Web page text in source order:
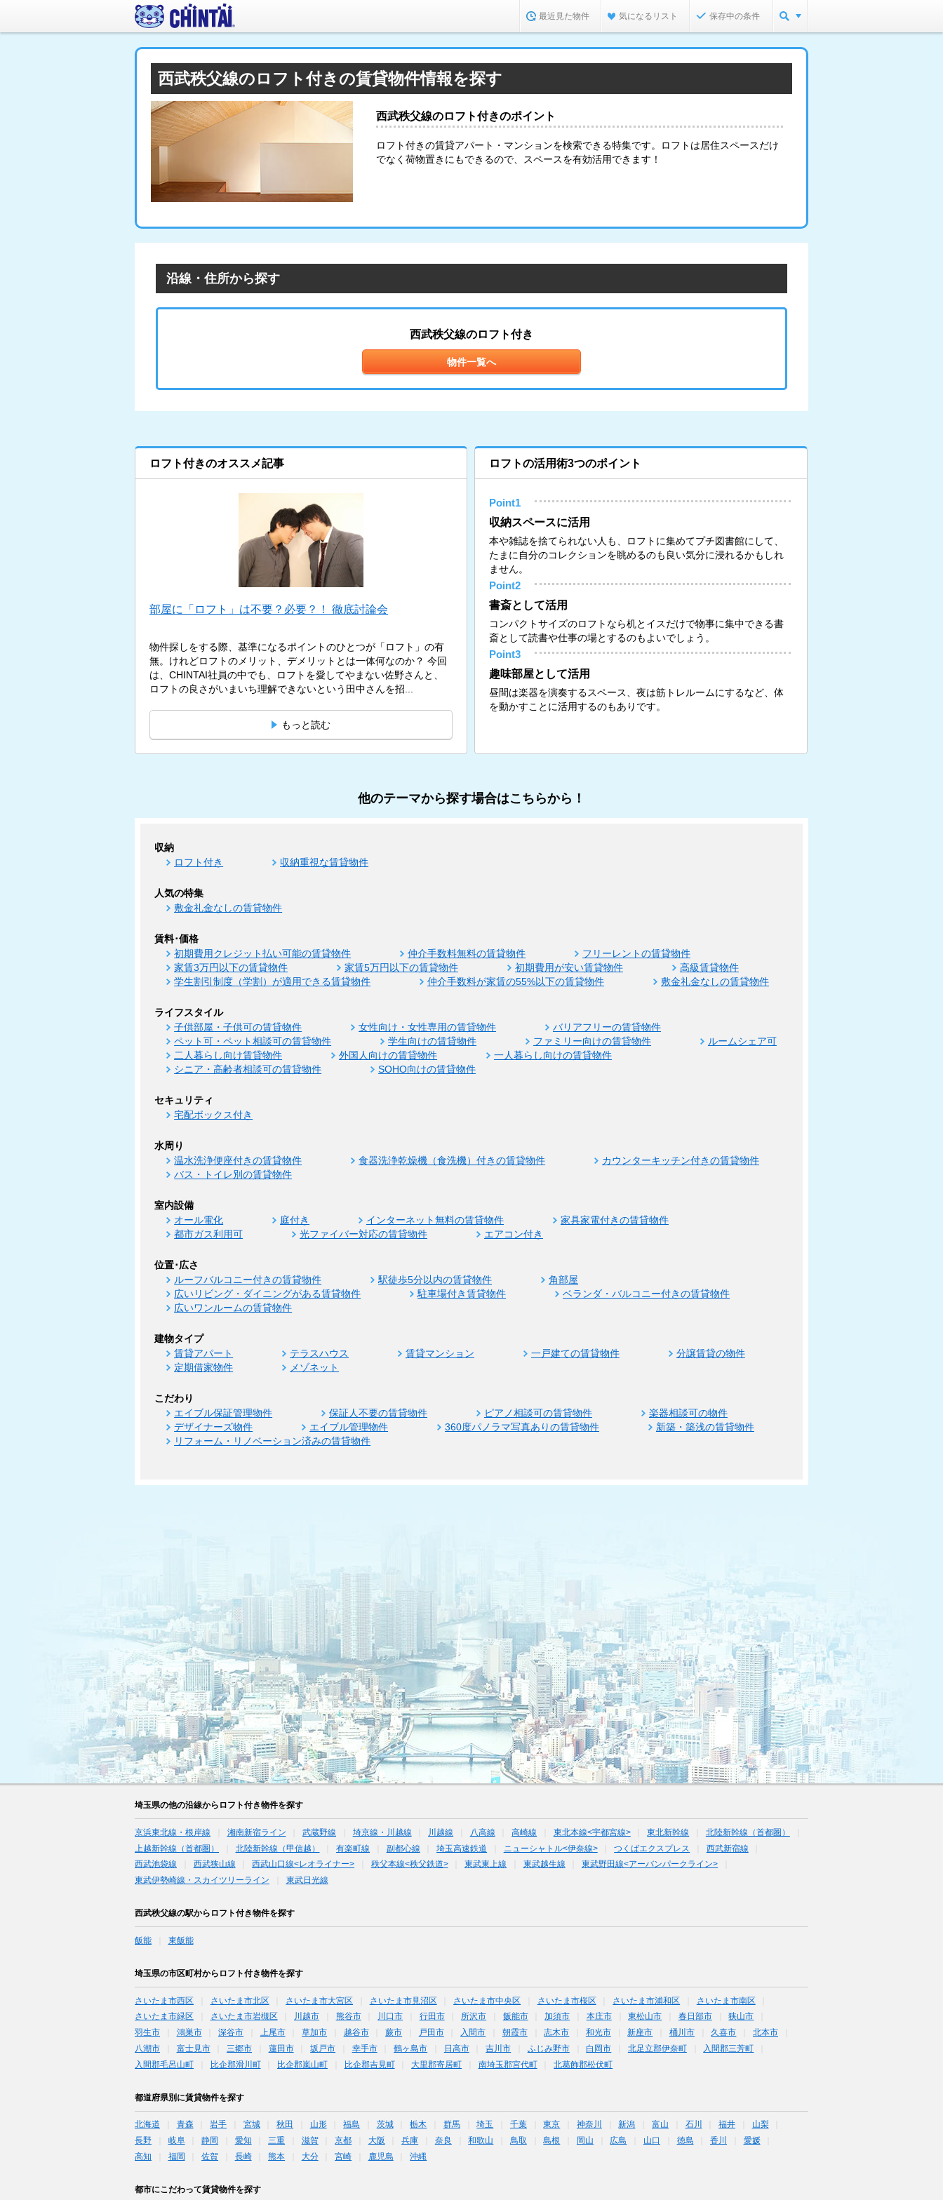
最近見た物件 気になるリスト 保存中の条件
西武秩父線のロフト付きの賃貸物件情報を探す
西武秩父線のロフト付きのポイント
ロフト付きの賃貸アパート・マンションを検索できる特集です。ロフトは居住スペースだけ
でなく荷物置きにもできるので、スペースを有効活用できます！
沿線・住所から探す
西武秩父線のロフト付き
物件一覧へ
ロフト付きのオススメ記事
部屋に「ロフト」は不要？必要？！ 徹底討論会
物件探しをする際、基準になるポイントのひとつが「ロフト」の有
無。けれどロフトのメリット、デメリットとは一体何なのか？ 今回
は、CHINTAI社員の中でも、ロフトを愛してやまない佐野さんと、
ロフトの良さがいまいち理解できないという田中さんを招...
もっと読む
ロフトの活用術3つのポイント
Point1
収納スペースに活用
本や雑誌を捨てられない人も、ロフトに集めてプチ図書館にして、
たまに自分のコレクションを眺めるのも良い気分に浸れるかもしれ
ません。
Point2
書斎として活用
コンパクトサイズのロフトなら机とイスだけで物事に集中できる書
斎として読書や仕事の場とするのもよいでしょう。
Point3
趣味部屋として活用
昼間は楽器を演奏するスペース、夜は筋トレルームにするなど、体
を動かすことに活用するのもありです。
他のテーマから探す場合はこちらから！
収納
ロフト付き 収納重視な賃貸物件
人気の特集
敷金礼金なしの賃貸物件
賃料･価格
初期費用クレジット払い可能の賃貸物件 仲介手数料無料の賃貸物件
フリーレントの賃貸物件
家賃3万円以下の賃貸物件
家賃5万円以下の賃貸物件 初期費用が安い賃貸物件
高級賃貸物件
学生割引制度（学割）が適用できる賃貸物件
仲介手数料が家賃の55%以下の賃貸物件 敷金礼金なしの賃貸物件
ライフスタイル
子供部屋・子供可の賃貸物件 女性向け・女性専用の賃貸物件
バリアフリーの賃貸物件
ペット可・ペット相談可の賃貸物件
学生向けの賃貸物件 ファミリー向けの賃貸物件
ルームシェア可
二人暮らし向け賃貸物件
外国人向けの賃貸物件
一人暮らし向けの賃貸物件
シニア・高齢者相談可の賃貸物件
SOHO向けの賃貸物件
セキュリティ
宅配ボックス付き
水周り
温水洗浄便座付きの賃貸物件 食器洗浄乾燥機（食洗機）付きの賃貸物件
カウンターキッチン付きの賃貸物件
バス・トイレ別の賃貸物件
室内設備
オール電化 庭付き インターネット無料の賃貸物件
家具家電付きの賃貸物件
都市ガス利用可
光ファイバー対応の賃貸物件 エアコン付き
位置･広さ
ルーフバルコニー付きの賃貸物件 駅徒歩5分以内の賃貸物件
角部屋
広いリビング・ダイニングがある賃貸物件
駐車場付き賃貸物件
ベランダ・バルコニー付きの賃貸物件
広いワンルームの賃貸物件
建物タイプ
賃貸アパート テラスハウス 賃貸マンション 一戸建ての賃貸物件
分譲賃貸の物件
定期借家物件
メゾネット
こだわり
エイブル保証管理物件 保証人不要の賃貸物件 ピアノ相談可の賃貸物件
楽器相談可の物件
デザイナーズ物件
エイブル管理物件 360度パノラマ写真ありの賃貸物件
新築・築浅の賃貸物件
リフォーム・リノベーション済みの賃貸物件
埼玉県の他の沿線からロフト付き物件を探す
京浜東北線・根岸線 湘南新宿ライン 武蔵野線 埼京線・川越線 川越線 八高線 高崎線 東北本線<宇都宮線> 東北新幹線
北陸新幹線（首都圏）
上越新幹線（首都圏）
北陸新幹線（甲信越） 有楽町線 副都心線 埼玉高速鉄道 ニューシャトル<伊奈線> つくばエクスプレス
西武新宿線
西武池袋線
西武狭山線 西武山口線<レオライナー> 秩父本線<秩父鉄道> 東武東上線 東武越生線
東武野田線<アーバンパークライン>
東武伊勢崎線・スカイツリーライン
東武日光線
西武秩父線の駅からロフト付き物件を探す
飯能 東飯能
埼玉県の市区町村からロフト付き物件を探す
さいたま市西区 さいたま市北区 さいたま市大宮区 さいたま市見沼区 さいたま市中央区 さいたま市桜区 さいたま市浦和区
さいたま市南区
さいたま市緑区
さいたま市岩槻区 川越市 熊谷市 川口市 行田市 所沢市 飯能市 加須市 本庄市 東松山市 春日部市
狭山市
羽生市
鴻巣市 深谷市 上尾市 草加市 越谷市 蕨市 戸田市 入間市 朝霞市 志木市 和光市 新座市 桶川市 久喜市
北本市
八潮市
富士見市 三郷市 蓮田市 坂戸市 幸手市 鶴ヶ島市 日高市 吉川市 ふじみ野市 白岡市 北足立郡伊奈町
入間郡三芳町
入間郡毛呂山町
比企郡滑川町 比企郡嵐山町 比企郡吉見町 大里郡寄居町 南埼玉郡宮代町 北葛飾郡松伏町
都道府県別に賃貸物件を探す
北海道 青森 岩手 宮城 秋田 山形 福島 茨城 栃木 群馬 埼玉 千葉 東京 神奈川 新潟 富山 石川 福井
山梨
長野
岐阜 静岡 愛知 三重 滋賀 京都 大阪 兵庫 奈良 和歌山 鳥取 島根 岡山 広島 山口 徳島 香川
愛媛
高知
福岡 佐賀 長崎 熊本 大分 宮崎 鹿児島 沖縄
都市にこだわって賃貸物件を探す